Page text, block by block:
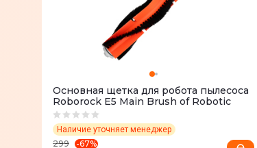
Основная щетка для робота пылесоса
Roborock E5 Main Brush of Robotic
Наличие уточняет менеджер
299 -67%